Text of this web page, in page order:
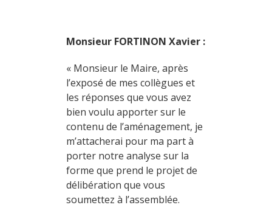
Monsieur FORTINON Xavier :
« Monsieur le Maire, après
l’exposé de mes collègues et
les réponses que vous avez
bien voulu apporter sur le
contenu de l’aménagement, je
m’attacherai pour ma part à
porter notre analyse sur la
forme que prend le projet de
délibération que vous
soumettez à l’assemblée.